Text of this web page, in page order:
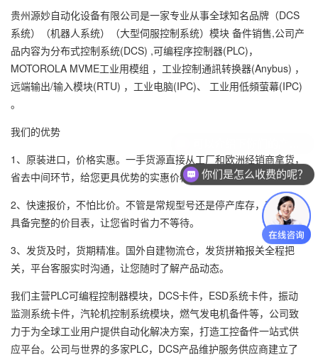
贵州源妙自动化设备有限公司是一家专业从事全球知名品牌（DCS
系统）（机器人系统）（大型伺服控制系统）模块 备件销售,公司产
品内容为分布式控制系统(DCS) ,可编程序控制器(PLC)，
MOTOROLA MVME工业用模组 ，工业控制通訊转换器(Anybus) ，
远端输出/输入模块(RTU) ，工业电脑(IPC)、 工业用低頻萤幕(IPC)
。
我们的优势
1、原装进口，价格实惠。一手货源直接从工厂和欧洲经销商拿货，
省去中间环节，给您更具优势的实惠价格。
2、快速报价，不怕比价。不管是常规型号还是停产库存，我们都有
具备完整的价目表，让您省时省力不等待。
3、发货及时，货期精准。国外自建物流仓，发货拼箱报关全程把
关，平台客服实时沟通，让您随时了解产品动态。
我们主营PLC可编程控制器模块，DCS卡件，ESD系统卡件，振动
监测系统卡件，汽轮机控制系统模块，燃气发电机备件等，公司致
力于为全球工业用户提供自动化解决方案，打造工控备件一站式供
应平台。公司与世界的多家PLC，DCS产品维护服务供应商建立了
你们是怎么收费的呢？